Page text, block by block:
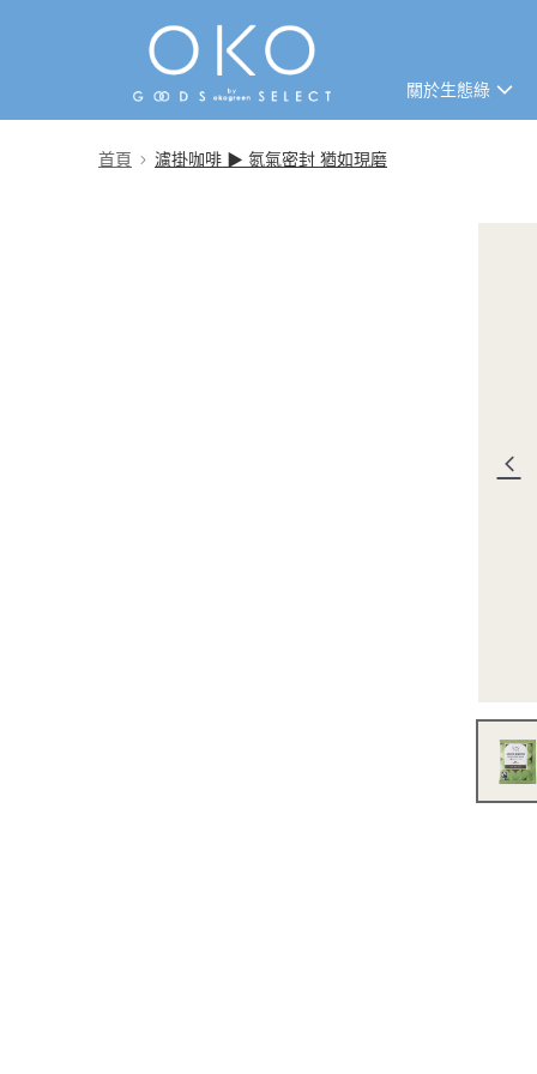
關於生態綠
首頁 濾掛咖啡 ▶ 氮氣密封 猶如現磨